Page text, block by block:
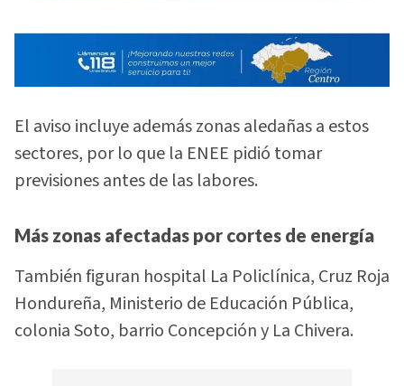
El aviso incluye además zonas aledañas a estos
sectores, por lo que la ENEE pidió tomar
previsiones antes de las labores.
Más zonas afectadas por cortes de energía
También figuran hospital La Policlínica, Cruz Roja
Hondureña, Ministerio de Educación Pública,
colonia Soto, barrio Concepción y La Chivera.